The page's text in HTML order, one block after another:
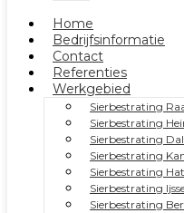
Home
Bedrijfsinformatie
Contact
Referenties
Werkgebied
Sierbestrating
Sierbestrating
Sierbestrating
Sierbestrating
Sierbestrating
Sierbestrating
Sierbestrating